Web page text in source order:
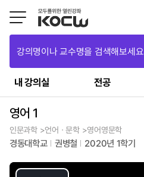
강의명이나 교수명을 검색해보세요
내 강의실 전공
영어 1
인문과학 >언어ㆍ문학 >영어영문학
경동대학교 권병철 2020년 1학기